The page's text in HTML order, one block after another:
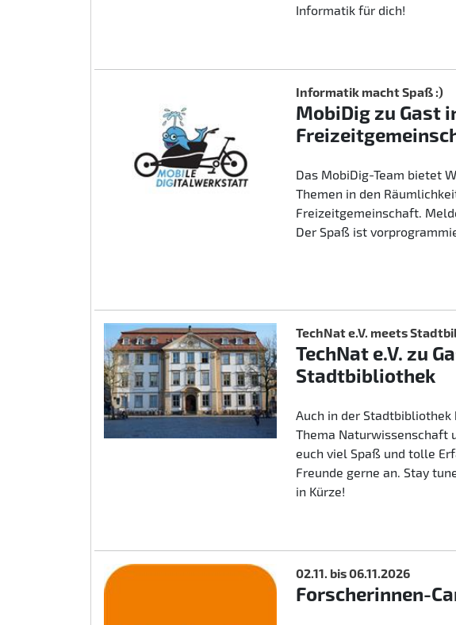
Informatik für dich!
Informatik macht Spaß :)
MobiDig zu Gast
Das MobiDig-Team bietet
Themen in den
Freizeitgemeinschaft.
Der Spaß ist
TechNat e.V. meets
TechNat e.V. zu
Stadtbibliothek
Auch in der
Thema Naturwissenschaft
euch viel Spaß und tolle
Freunde gerne an. Stay
in Kürze!
02.11. bis 06.11.2026
Forscherinnen-